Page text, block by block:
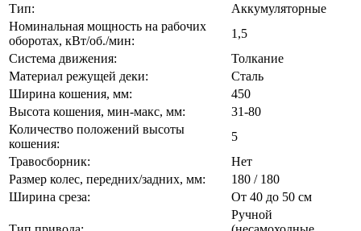
Тип:
Аккумуляторные
Номинальная мощность на рабочих
оборотах, кВт/об./мин:
1,5
Система движения:
Толкание
Материал режущей деки:
Сталь
Ширина кошения, мм:
450
Высота кошения, мин-макс, мм:
31-80
Количество положений высоты
кошения:
5
Травосборник:
Нет
Размер колес, передних/задних, мм:
180 / 180
Ширина среза:
От 40 до 50 см
Ручной